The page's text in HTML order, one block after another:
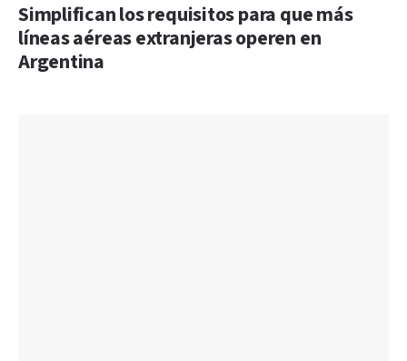
Simplifican los requisitos para que más
líneas aéreas extranjeras operen en
Argentina